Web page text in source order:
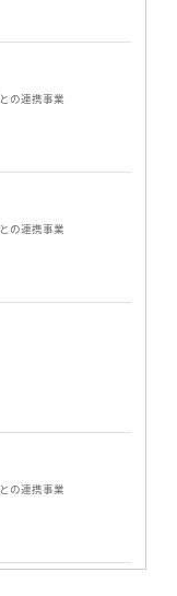
の連携事業
の連携事業
の連携事業